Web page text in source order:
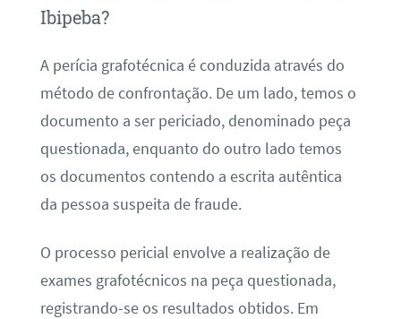
Ibipeba?
A perícia grafotécnica é conduzida através do
método de confrontação. De um lado, temos o
documento a ser periciado, denominado peça
questionada, enquanto do outro lado temos
os documentos contendo a escrita autêntica
da pessoa suspeita de fraude.
O processo pericial envolve a realização de
exames grafotécnicos na peça questionada,
registrando-se os resultados obtidos. Em